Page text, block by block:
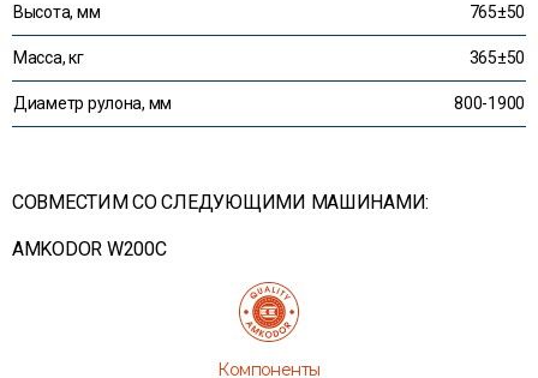
Высота, мм 765±50
Масса, кг 365±50
Диаметр рулона, мм 800-1900
СОВМЕСТИМ СО СЛЕДУЮЩИМИ МАШИНАМИ:
AMKODOR W200C
Компоненты